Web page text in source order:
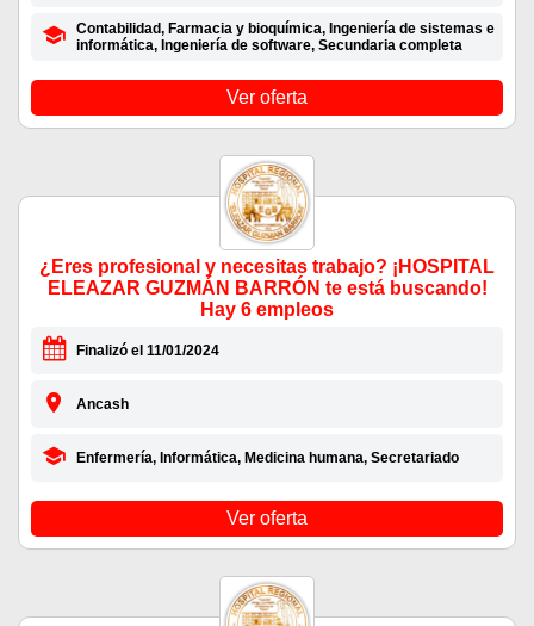
Contabilidad, Farmacia y bioquímica, Ingeniería de sistemas e
informática, Ingeniería de software, Secundaria completa
Ver oferta
¿Eres profesional y necesitas trabajo? ¡HOSPITAL
ELEAZAR GUZMÁN BARRÓN te está buscando!
Hay 6 empleos
Finalizó el 11/01/2024
Ancash
Enfermería, Informática, Medicina humana, Secretariado
Ver oferta